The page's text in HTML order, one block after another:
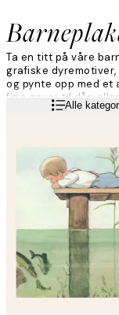
Ta en titt på våre
grafiske
og pynte opp med et
fine gaver til dåp
Alle